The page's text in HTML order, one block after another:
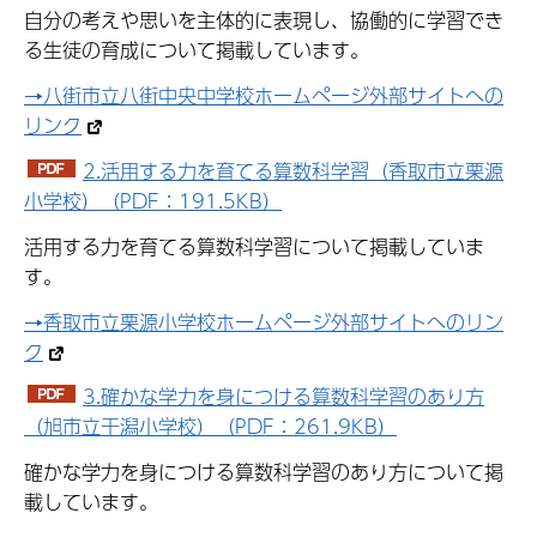
自分の考えや思いを主体的に表現し、協働的に学習でき
る生徒の育成について掲載しています。
→八街市立八街中央中学校ホームページ外部サイトへの
リンク
2.活用する力を育てる算数科学習（香取市立栗源
小学校）（PDF：191.5KB）
活用する力を育てる算数科学習について掲載していま
す。
→香取市立栗源小学校ホームページ外部サイトへのリン
ク
3.確かな学力を身につける算数科学習のあり方
（旭市立干潟小学校）（PDF：261.9KB）
確かな学力を身につける算数科学習のあり方について掲
載しています。